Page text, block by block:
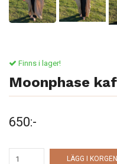
Finns i lager!
Moonphase
650:-
LÄGG I KORGEN